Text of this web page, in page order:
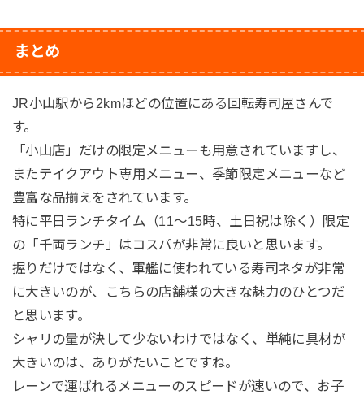
まとめ
JR小山駅から2kmほどの位置にある回転寿司屋さんで
す。
「小山店」だけの限定メニューも用意されていますし、
またテイクアウト専用メニュー、季節限定メニューなど
豊富な品揃えをされています。
特に平日ランチタイム（11〜15時、土日祝は除く）限定
の「千両ランチ」はコスパが非常に良いと思います。
握りだけではなく、軍艦に使われている寿司ネタが非常
に大きいのが、こちらの店舗様の大きな魅力のひとつだ
と思います。
シャリの量が決して少ないわけではなく、単純に具材が
大きいのは、ありがたいことですね。
レーンで運ばれるメニューのスピードが速いので、お子